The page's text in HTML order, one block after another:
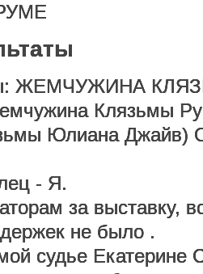
ЖЕМЧУЖИНА
Клязьмы
Юлиана Джайв)
- Я.
за выставку,
не было .
судье Екатерине